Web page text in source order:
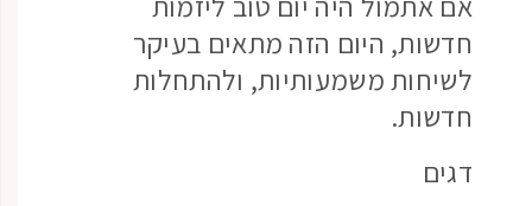
חדשות, היום הזה מתאים בעיקר
לשיחות משמעותיות, ולהתחלות
חדשות.
דגים